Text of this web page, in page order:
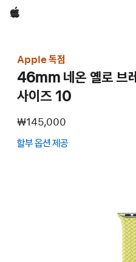
Apple
Apple 독점
46mm 네온 옐로 브
사이즈 10
₩145,000
할부 옵션 제공